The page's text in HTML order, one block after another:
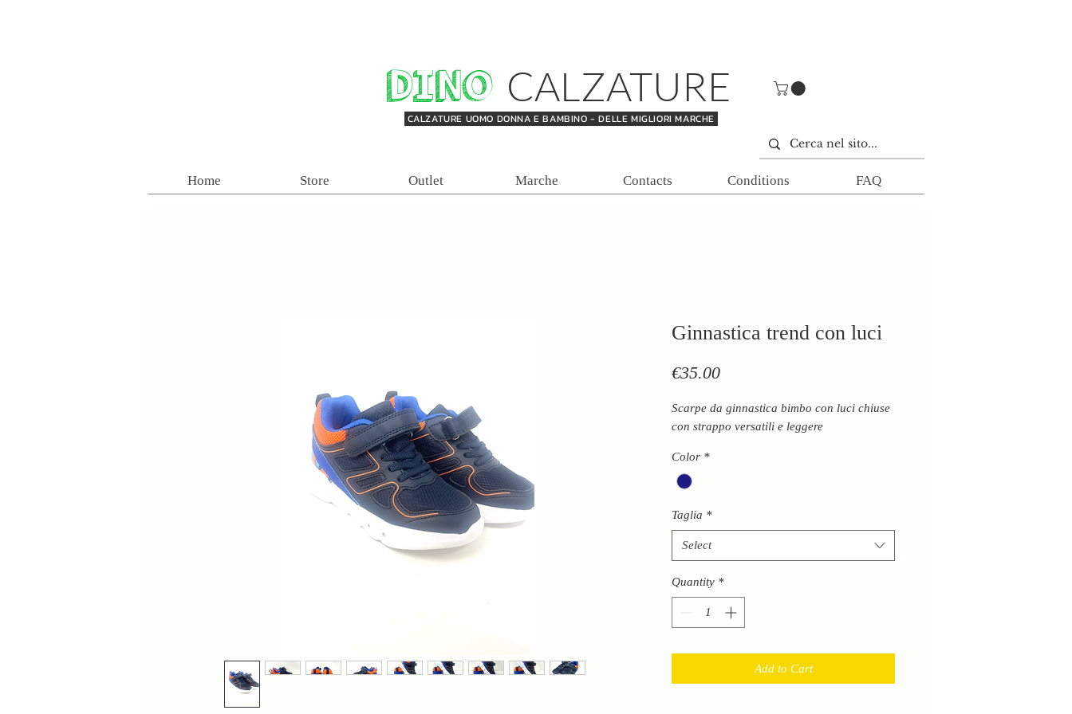
DINO
CALZATURE UOMO DONNA E BAMBINO - DELLE MIGLIORI MARCHE
CALZATURE
Home Store Outlet Marche Contacts Conditions FAQ
Ginnastica trend con luci
€35.00Price
Scarpe da ginnastica bimbo con luci chiuse
con strappo versatili e leggere
Color *
Taglia *
Select
Quantity *
Add to Cart